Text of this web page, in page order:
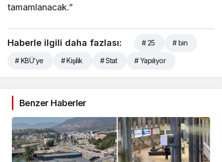
tamamlanacak.”
Haberle ilgili daha fazlası: # 25 # bin
# KBÜ’ye # Kişilik # Stat # Yapılıyor
Benzer Haberler